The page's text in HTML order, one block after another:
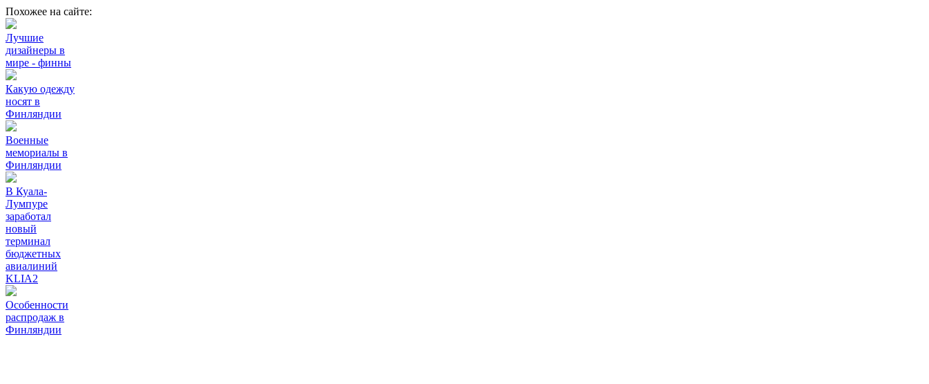
Похожее на сайте:
Лучшие
дизайнеры в
мире - финны
Какую одежду
носят в
Финляндии
Военные
мемориалы в
Финляндии
В Куала-
Лумпуре
заработал
новый
терминал
бюджетных
авиалиний
KLIA2
Особенности
распродаж в
Финляндии